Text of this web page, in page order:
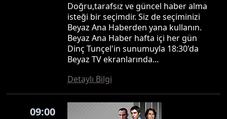
Doğru,tarafsız ve güncel haber alma
isteği bir seçimdir. Siz de seçiminizi
Beyaz Ana Haberden yana kullanın.
Beyaz Ana Haber hafta içi her gün
Dinç Tunçel'in sunumuyla 18:30'da
Beyaz TV ekranlarında...
Detaylı Bilgi
09:00